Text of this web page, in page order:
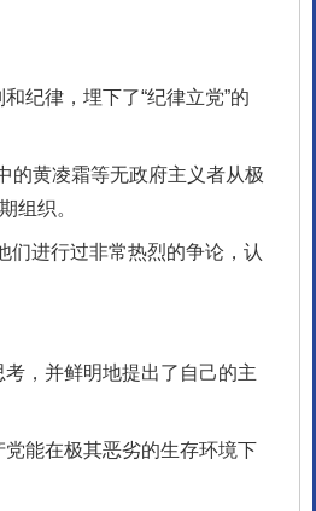
纪律，埋下了“纪律立党”的
黄凌霜等无政府主义者从极
组织。
进行过非常热烈的争论，认
，并鲜明地提出了自己的主
能在极其恶劣的生存环境下